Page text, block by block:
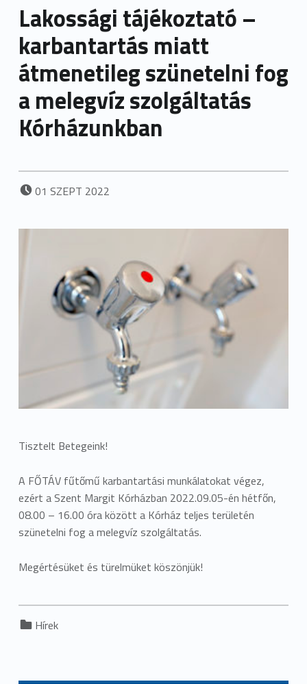
Lakossági tájékoztató –
karbantartás miatt
átmenetileg szünetelni fog
a melegvíz szolgáltatás
Kórházunkban
POSTED ON:
01 SZEPT 2022
Tisztelt Betegeink!
A FŐTÁV fűtőmű karbantartási munkálatokat végez,
ezért a Szent Margit Kórházban 2022.09.05-én hétfőn,
08.00 – 16.00 óra között a Kórház teljes területén
szünetelni fog a melegvíz szolgáltatás.
Megértésüket és türelmüket köszönjük!
Categorized in:
Hírek